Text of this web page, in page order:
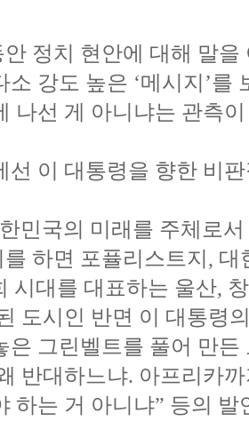
정치 현안에 대해 말
소 강도 높은 ‘메시지’
나선 게 아니냐는 관측
선 이 대통령을 향한 비
민국의 미래를 주체로
하면 포퓰리스트지,
시대를 대표하는 울산,
도시인 반면 이 대통령
은 그린벨트를 풀어 만
반대하느냐. 아프리카
하는 거 아니냐” 등의 발